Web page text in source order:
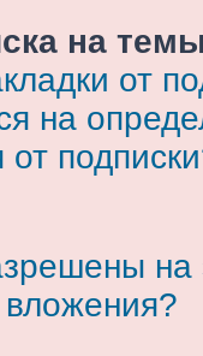
на
от
на
от